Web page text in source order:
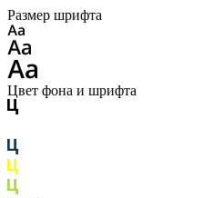
Размер шрифта
Цвет фона и шрифта